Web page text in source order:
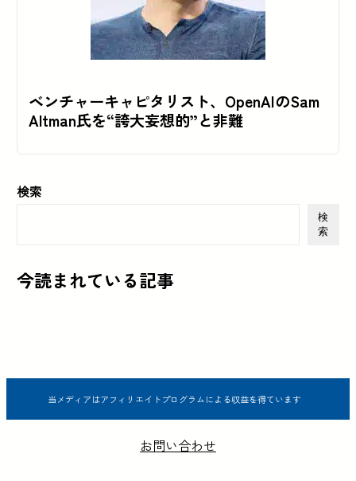
ベンチャーキャピタリスト、OpenAIのSam
Altman氏を“誇大妄想的”と非難
検索
検
索
今読まれている記事
当メディアはアフィリエイトプログラムによる収益を得ています
お問い合わせ